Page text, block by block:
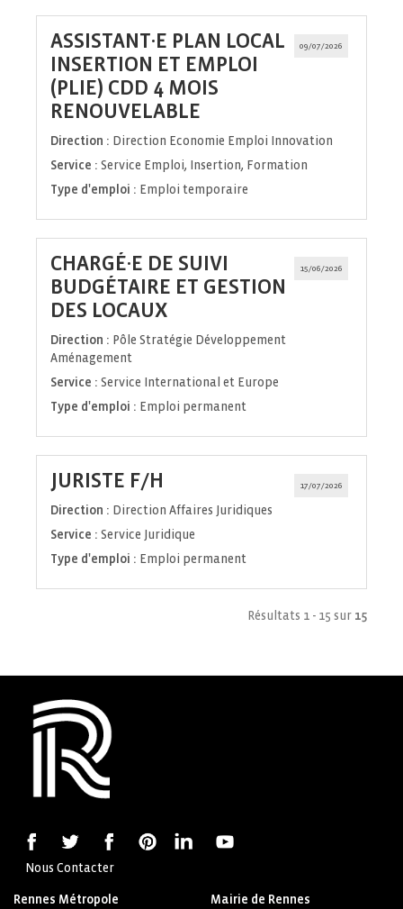
09/07/2026
ASSISTANT·E PLAN LOCAL
INSERTION ET EMPLOI
(PLIE) CDD 4 MOIS
RENOUVELABLE
fenêtre)
Direction : Direction Economie Emploi Innovation
Service : Service Emploi, Insertion, Formation
Type d'emploi : Emploi temporaire
15/06/2026
CHARGÉ·E DE SUIVI
BUDGÉTAIRE ET GESTION
DES LOCAUX(Nouvelle
fenêtre)
Direction : Pôle Stratégie Développement
Aménagement
Service : Service International et Europe
Type d'emploi : Emploi permanent
17/07/2026
JURISTE F/H
fenêtre)
Direction : Direction Affaires Juridiques
Service : Service Juridique
Type d'emploi : Emploi permanent
Résultats 1 - 15 sur 15
Nous Contacter
Rennes Métropole Mairie de Rennes